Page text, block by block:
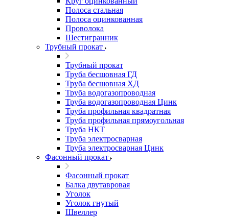
Полоса стальная
Полоса оцинкованная
Проволока
Шестигранник
Трубный прокат
Трубный прокат
Труба бесшовная ГД
Труба бесшовная ХД
Труба водогазопроводная
Труба водогазопроводная Цинк
Труба профильная квадратная
Труба профильная прямоугольная
Труба НКТ
Труба электросварная
Труба электросварная Цинк
Фасонный прокат
Фасонный прокат
Балка двутавровая
Уголок
Уголок гнутый
Швеллер